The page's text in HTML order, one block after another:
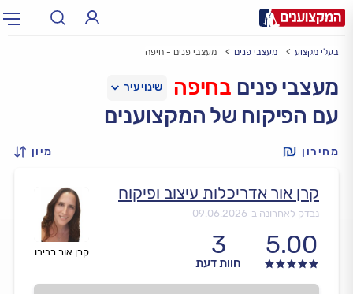
עירעיר: תל אביב, חיפה…
בעלי מקצוע מעצבי פנים מעצבי פנים - חיפה
מעצבי פנים בחיפה
עם הפיקוח של המקצוענים
מחירון מיון
קרן אור רביבו
קרן אור אדריכלות עיצוב ופיקוח
נבדק לאחרונה ב-09.06.2026
5.00
3
חוות דעת